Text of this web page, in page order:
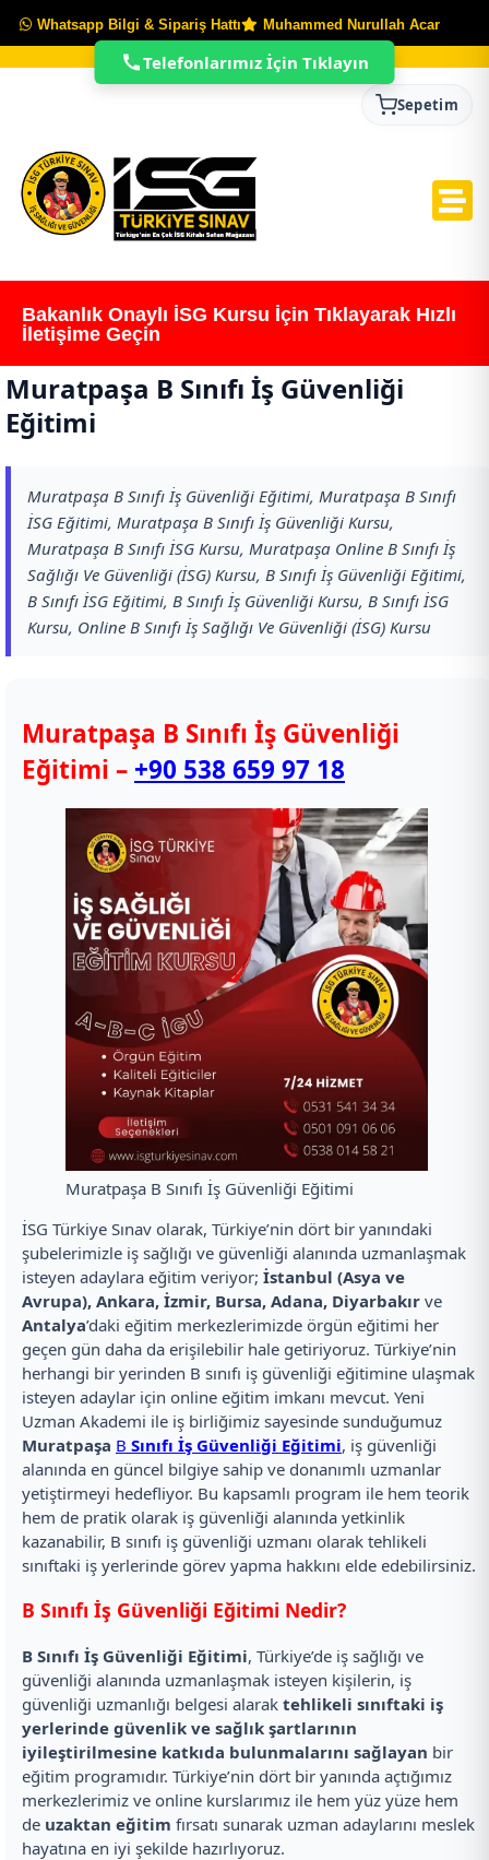
Whatsapp Bilgi & Sipariş Hattı Muhammed Nurullah Acar
Sepetim
Bakanlık Onaylı İSG Kursu İçin Tıklayarak Hızlı
İletişime Geçin
Muratpaşa B Sınıfı İş Güvenliği
Eğitimi
Muratpaşa B Sınıfı İş Güvenliği Eğitimi, Muratpaşa B Sınıfı
İSG Eğitimi, Muratpaşa B Sınıfı İş Güvenliği Kursu,
Muratpaşa B Sınıfı İSG Kursu, Muratpaşa Online B Sınıfı İş
Sağlığı Ve Güvenliği (İSG) Kursu, B Sınıfı İş Güvenliği Eğitimi,
B Sınıfı İSG Eğitimi, B Sınıfı İş Güvenliği Kursu, B Sınıfı İSG
Kursu, Online B Sınıfı İş Sağlığı Ve Güvenliği (İSG) Kursu
Muratpaşa B Sınıfı İş Güvenliği
Eğitimi – +90 538 659 97 18
Muratpaşa B Sınıfı İş Güvenliği Eğitimi
İSG Türkiye Sınav olarak, Türkiye’nin dört bir yanındaki
şubelerimizle iş sağlığı ve güvenliği alanında uzmanlaşmak
isteyen adaylara eğitim veriyor; İstanbul (Asya ve
Avrupa), Ankara, İzmir, Bursa, Adana, Diyarbakır ve
Antalya’daki eğitim merkezlerimizde örgün eğitimi her
geçen gün daha da erişilebilir hale getiriyoruz. Türkiye’nin
herhangi bir yerinden B sınıfı iş güvenliği eğitimine ulaşmak
isteyen adaylar için online eğitim imkanı mevcut. Yeni
Uzman Akademi ile iş birliğimiz sayesinde sunduğumuz
Muratpaşa B Sınıfı İş Güvenliği Eğitimi, iş güvenliği
alanında en güncel bilgiye sahip ve donanımlı uzmanlar
yetiştirmeyi hedefliyor. Bu kapsamlı program ile hem teorik
hem de pratik olarak iş güvenliği alanında yetkinlik
kazanabilir, B sınıfı iş güvenliği uzmanı olarak tehlikeli
sınıftaki iş yerlerinde görev yapma hakkını elde edebilirsiniz.
B Sınıfı İş Güvenliği Eğitimi Nedir?
B Sınıfı İş Güvenliği Eğitimi, Türkiye’de iş sağlığı ve
güvenliği alanında uzmanlaşmak isteyen kişilerin, iş
güvenliği uzmanlığı belgesi alarak tehlikeli sınıftaki iş
yerlerinde güvenlik ve sağlık şartlarının
iyileştirilmesine katkıda bulunmalarını sağlayan bir
eğitim programıdır. Türkiye’nin dört bir yanında açtığımız
merkezlerimiz ve online kurslarımız ile hem yüz yüze hem
de uzaktan eğitim fırsatı sunarak uzman adaylarını meslek
hayatına en iyi şekilde hazırlıyoruz.
Telefonlarımız İçin Tıklayın